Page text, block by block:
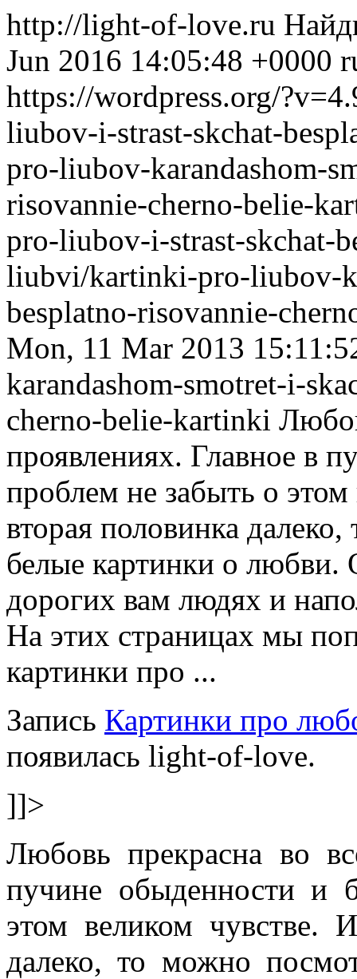
http://light-of-love.ru
Jun 2016 14:05:48 +0000
https://wordpress.org/
liubov-i-strast-skchat-
pro-liubov-karandashom-
risovannie-cherno-belie-
pro-liubov-i-strast-skchat-
liubvi/kartinki-pro-liubov-
besplatno-risovannie-
Mon, 11 Mar 2013
karandashom-smotret-i-
cherno-belie-kartinki
проявлениях. Главное в
проблем не забыть о
вторая половинка
белые картинки о
дорогих вам людях и
На этих страницах мы
картинки про ...
Запись Картинки про
появилась light-of-love.
]]>
Любовь прекрасна во
пучине обыденности и
этом великом чувстве.
далеко, то можно